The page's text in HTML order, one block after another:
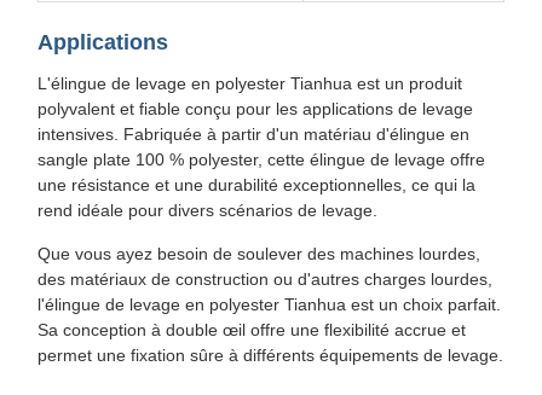
Applications
L'élingue de levage en polyester Tianhua est un produit
polyvalent et fiable conçu pour les applications de levage
intensives. Fabriquée à partir d'un matériau d'élingue en
sangle plate 100 % polyester, cette élingue de levage offre
une résistance et une durabilité exceptionnelles, ce qui la
rend idéale pour divers scénarios de levage.
Que vous ayez besoin de soulever des machines lourdes,
des matériaux de construction ou d'autres charges lourdes,
l'élingue de levage en polyester Tianhua est un choix parfait.
Sa conception à double œil offre une flexibilité accrue et
permet une fixation sûre à différents équipements de levage.